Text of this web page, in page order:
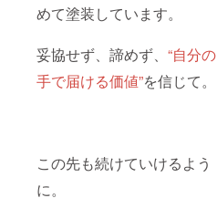
めて塗装しています。
妥協せず、諦めず、 “自分の
手で届ける価値”を信じて。
この先も続けていけるよう
に。